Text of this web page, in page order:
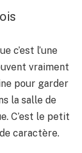
c’est l’une
vraiment
pour garder
la salle de
C’est le petit
caractère.